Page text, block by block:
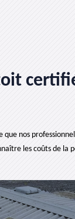
nos
les coûts de